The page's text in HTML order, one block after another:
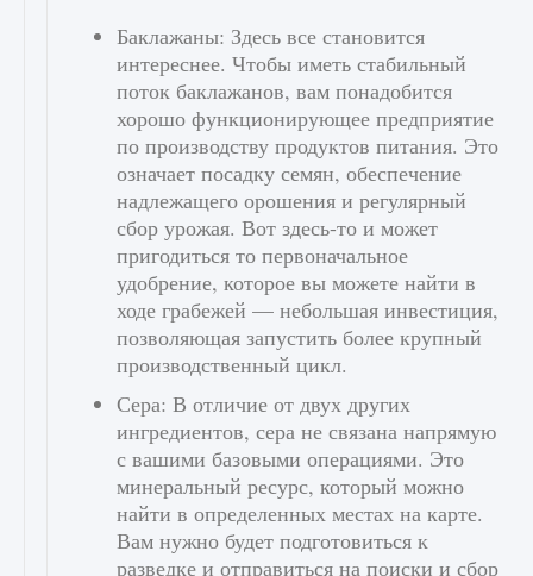
Баклажаны: Здесь все становится
интереснее. Чтобы иметь стабильный
поток баклажанов, вам понадобится
хорошо функционирующее предприятие
по производству продуктов питания. Это
означает посадку семян, обеспечение
надлежащего орошения и регулярный
сбор урожая. Вот здесь-то и может
пригодиться то первоначальное
удобрение, которое вы можете найти в
ходе грабежей — небольшая инвестиция,
позволяющая запустить более крупный
производственный цикл.
Сера: В отличие от двух других
ингредиентов, сера не связана напрямую
с вашими базовыми операциями. Это
минеральный ресурс, который можно
найти в определенных местах на карте.
Вам нужно будет подготовиться к
разведке и отправиться на поиски и сбор